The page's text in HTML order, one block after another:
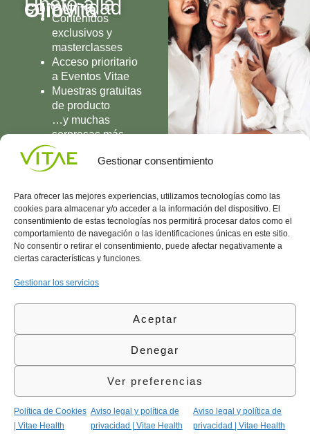
Gestionar consentimiento
Para ofrecer las mejores experiencias, utilizamos tecnologías como las
cookies para almacenar y/o acceder a la información del dispositivo. El
consentimiento de estas tecnologías nos permitirá procesar datos como el
comportamiento de navegación o las identificaciones únicas en este sitio.
No consentir o retirar el consentimiento, puede afectar negativamente a
ciertas características y funciones.
Gestionar los servicios
Aceptar
Denegar
Ver preferencias
Política de Cookies
| Vitae Health
Aviso legal y política de
privacidad | Vitae Health
Aviso legal y política de
privacidad | Vitae Health
comunidad
OlioVita
Contenidos
exclusivos y
masterclasses
Acceso prioritario
a Eventos Vitae
Muestras gratuitas
de producto
…y muchas
sorpresas más
UNIRME
Conocenos
Vitae
l
Área
Política
de
Política
Calidad
(+34)
935
©Vitae Health Innovation S.L. Todos los derechos